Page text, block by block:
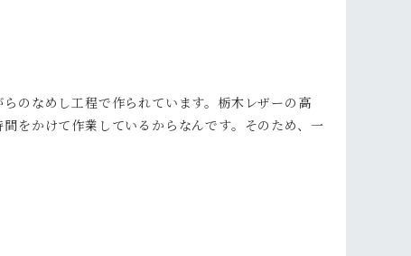
のなめし工程で作られています。栃木レザーの高
をかけて作業しているからなんです。そのため、一